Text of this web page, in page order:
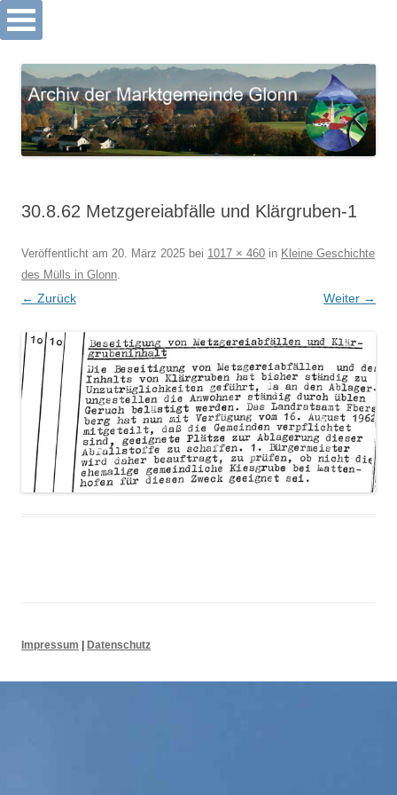
Suchen nach:
Archiv Markt Glonn
zum
Inhalt
30.8.62 Metzgereiabfälle und Klärgruben-1
Veröffentlicht am 20. März 2025 bei 1017 × 460 in Kleine Geschichte
des Mülls in Glonn.
← Zurück Weiter →
Impressum Datenschutz